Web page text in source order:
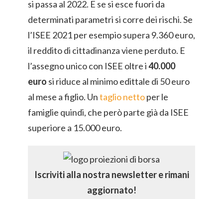
si passa al 2022. E se si esce fuori da
determinati parametri si corre dei rischi. Se
l’ISEE 2021 per esempio supera 9.360 euro,
il reddito di cittadinanza viene perduto. E
l’assegno unico con ISEE oltre i40.000
euro si riduce al minimo edittale di 50 euro
al mese a figlio. Untaglio nettoper le
famiglie quindi, che però parte già da ISEE
superiore a 15.000 euro.
Iscriviti alla nostra newsletter e rimani
aggiornato!